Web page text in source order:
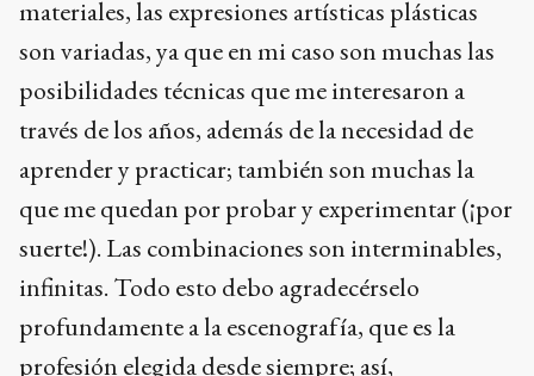
materiales, las expresiones artísticas plásticas
son variadas, ya que en mi caso son muchas las
posibilidades técnicas que me interesaron a
través de los años, además de la necesidad de
aprender y practicar; también son muchas la
que me quedan por probar y experimentar (¡por
suerte!). Las combinaciones son interminables,
infinitas. Todo esto debo agradecérselo
profundamente a la escenografía, que es la
profesión elegida desde siempre; así,